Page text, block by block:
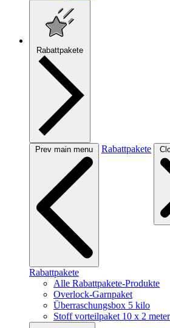
Rabattpakete
Prev main menu Rabattpakete
Rabattpakete
Alle Rabattpakete-Produkte
Overlock-Garnpaket
Überraschungsbox 5 kilo
Stoff vorteilpaket 10 x 2 meter